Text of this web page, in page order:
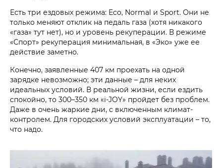
Есть три ездовых режима: Eco, Normal и Sport. Они не
только меняют отклик на педаль газа (хотя никакого
«газа» тут нет), но и уровень рекуперации. В режиме
«Спорт» рекуперация минимальная, в «Эко» уже ее
действие заметно.
Конечно, заявленные 407 км проехать на одной
зарядке невозможно; эти данные – для неких
идеальных условий. В реальной жизни, если ездить
спокойно, то 300–350 км «i‑JOY» пройдет без проблем.
Даже в очень жаркие дни, с включенным климат-
контролем. Для городских условий эксплуатации – то,
что надо.